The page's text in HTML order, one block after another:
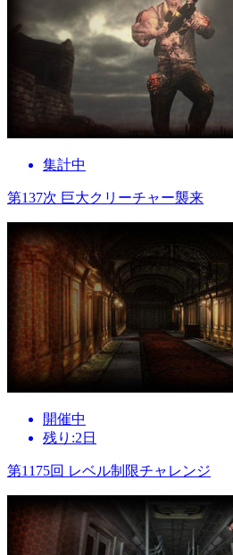
集計中
第137次 巨大クリーチャー襲来
開催中
残り:2日
第1175回 レベル制限チャレンジ